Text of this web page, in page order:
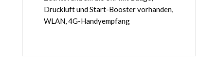
Druckluft und Start-Booster vorhanden,
WLAN, 4G-Handyempfang